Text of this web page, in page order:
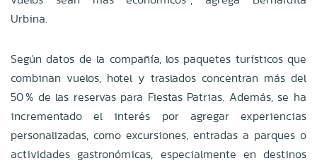
Urbina.
Según datos de la compañía, los paquetes turísticos que
combinan vuelos, hotel y traslados concentran más del
50 % de las reservas para Fiestas Patrias. Además, se ha
incrementado el interés por agregar experiencias
personalizadas, como excursiones, entradas a parques o
actividades gastronómicas, especialmente en destinos